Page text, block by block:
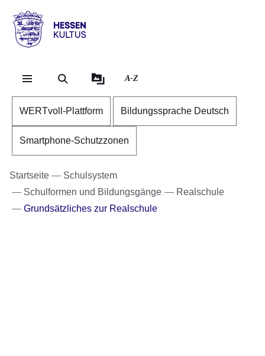
Hessen
Kultus
A-Z
WERTvoll-Plattform Bildungssprache Deutsch
Smartphone-Schutzzonen
Startseite
Schulsystem
Schulformen und Bildungsgänge
Realschule
Grundsätzliches zur Realschule